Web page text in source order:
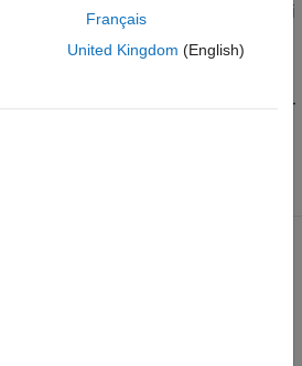
ョン データの可視化や実行時解析 (車両
超えたり、互いに近づきすぎたりしたこと
あります。
ザーバーの役割、その目的、ワークフロー
プションの概要を示しています。
Français
United Kingdom (English)